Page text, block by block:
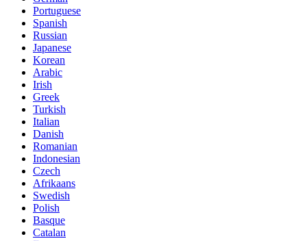
Portuguese
Spanish
Russian
Japanese
Korean
Arabic
Irish
Greek
Turkish
Italian
Danish
Romanian
Indonesian
Czech
Afrikaans
Swedish
Polish
Basque
Catalan